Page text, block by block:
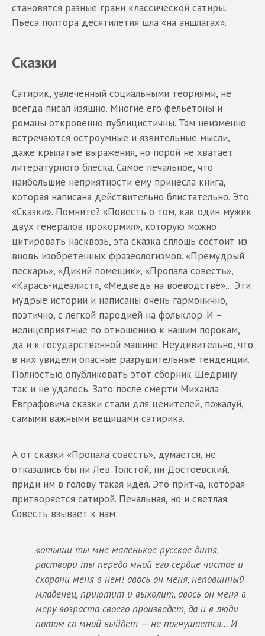
становятся разные грани классической сатиры.
Пьеса полтора десятилетия шла «на аншлагах».
Сказки
Сатирик, увлеченный социальными теориями, не
всегда писал изящно. Многие его фельетоны и
романы откровенно публицистичны. Там неизменно
встречаются остроумные и язвительные мысли,
даже крылатые выражения, но порой не хватает
литературного блеска. Самое печальное, что
наибольшие неприятности ему принесла книга,
которая написана действительно блистательно. Это
«Сказки». Помните? «Повесть о том, как один мужик
двух генералов прокормил», которую можно
цитировать насквозь, эта сказка сплошь состоит из
вновь изобретенных фразеологизмов. «Премудрый
пескарь», «Дикий помещик», «Пропала совесть»,
«Карась-идеалист», «Медведь на воеводстве»... Эти
мудрые истории и написаны очень гармонично,
поэтично, с легкой пародией на фольклор. И –
нелицеприятные по отношению к нашим порокам,
да и к государственной машине. Неудивительно, что
в них увидели опасные разрушительные тенденции.
Полностью опубликовать этот сборник Щедрину
так и не удалось. Зато после смерти Михаила
Евграфовича сказки стали для ценителей, пожалуй,
самыми важными вещицами сатирика.
А от сказки «Пропала совесть», думается, не
отказались бы ни Лев Толстой, ни Достоевский,
приди им в голову такая идея. Это притча, которая
притворяется сатирой. Печальная, но и светлая.
Совесть взывает к нам:
«отыщи ты мне маленькое русское дитя,
раствори ты передо мной его сердце чистое и
схорони меня в нем! авось он меня, неповинный
младенец, приютит и выхолит, авось он меня в
меру возраста своего произведет, да и в люди
потом со мной выйдет — не погнушается… И